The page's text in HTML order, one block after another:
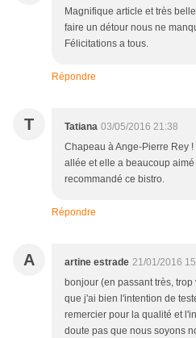
Magnifique article et très
faire un détour nous ne
Félicitations a tous.
Répondre
T Tatiana 03/05/2016 21:38
Chapeau à Ange-Pierre Rey
allée et elle a beaucoup
recommandé ce bistro.
Répondre
A artine estrade 21/01/2016
bonjour (en passant très,
que j'ai bien l'intention de
remercier pour la qualité et
doute pas que nous soyons